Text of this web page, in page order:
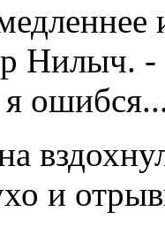
Нилыч. -
я
и